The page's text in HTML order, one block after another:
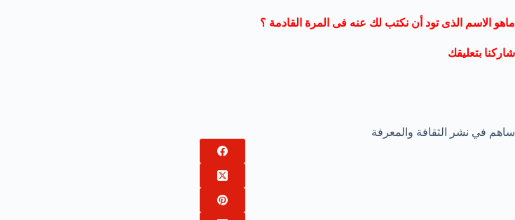
ماهو الاسم الذى تود أن نكتب لك عنه فى المرة القادمة ؟
شاركنا بتعليقك
ساهم في نشر الثقافة والمعرفة